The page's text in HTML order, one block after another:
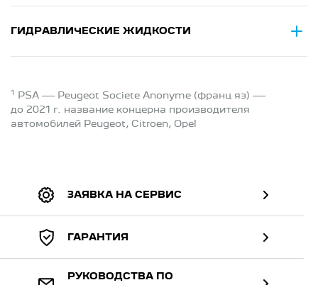
ГИДРАВЛИЧЕСКИЕ ЖИДКОСТИ
1
PSA — Peugeot Societe Anonyme (франц яз) —
до 2021 г. название концерна производителя
автомобилей Peugeot, Citroen, Opel
ЗАЯВКА НА СЕРВИС
ГАРАНТИЯ
РУКОВОДСТВА ПО